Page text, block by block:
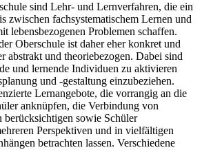
sind Lehr- und Lernverfahren, die ein
zwischen fachsystematischem Lernen und
lebensbezogenen Problemen schaffen.
Oberschule ist daher eher konkret und
abstrakt und theoriebezogen. Dabei sind
und lernende Individuen zu aktivieren
und -gestaltung einzubeziehen.
Lernangebote, die vorrangig an die
anknüpfen, die Verbindung von
sowie Schüler
Perspektiven und in vielfältigen
betrachten lassen. Verschiedene